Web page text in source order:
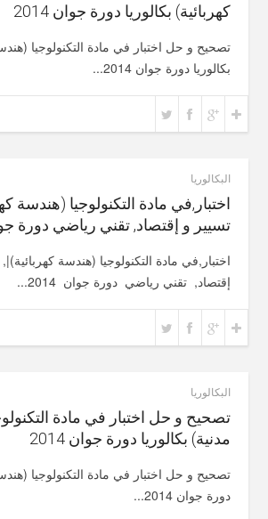
كهربائية) بكالوريا دورة جوان 2014
تصحيح و حل اختبار في مادة التكنولوجيا
بكالوريا دورة جوان 2014...
البكالوريا
اختبار,في مادة التكنولوجيا (هندسة
تسيير و إقتصاد, تقني رياضي دورة جوان
اختبار,في مادة التكنولوجيا (هندسة
إقتصاد, تقني رياضي دورة جوان 2014...
البكالوريا
تصحيح و حل اختبار في مادة
مدنية) بكالوريا دورة جوان 2014
تصحيح و حل اختبار في مادة التكنولوجيا
دورة جوان 2014...